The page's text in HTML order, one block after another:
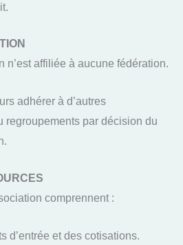
n’est affiliée à aucune fédération.
adhérer à d’autres
regroupements par décision du
comprennent :
d’entrée et des cotisations.